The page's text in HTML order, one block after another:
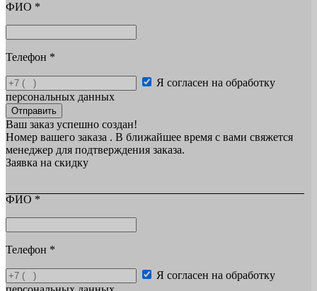
ФИО *
Телефон *
Я согласен на обработку
персональных данных
Отправить
Ваш заказ успешно создан!
Номер вашего заказа . В ближайшее время с вами свяжется
менеджер для подтверждения заказа.
Заявка на скидку
ФИО *
Телефон *
Я согласен на обработку